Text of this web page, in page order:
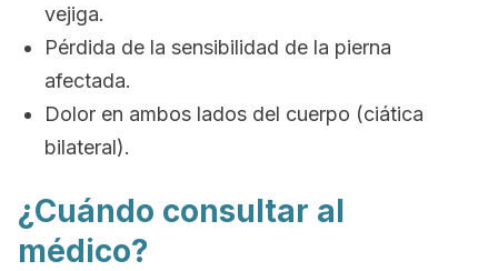
vejiga.
Pérdida de la sensibilidad de la pierna
afectada.
Dolor en ambos lados del cuerpo (ciática
bilateral).
¿Cuándo consultar al
médico?